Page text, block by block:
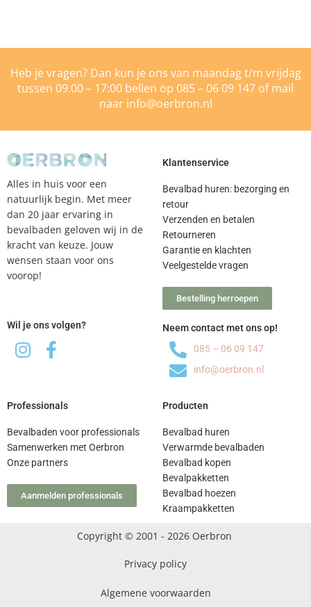
Heb je vragen? Dan kun je ons van maandag t/m vrijdag
tussen 09.00 – 17:00 bellen op 085 – 06 09 147 of mail
naar info@oerbron.nl
Alles in huis voor een
natuurlijk begin. Met meer
dan 20 jaar ervaring in
bevalbaden geloven wij in de
kracht van keuze. Jouw
wensen staan voor ons
voorop!
Wil je ons volgen?
Klantenservice
Bevalbad huren: bezorging en
retour
Verzenden en betalen
Retourneren
Garantie en klachten
Veelgestelde vragen
Bestelling herroepen
Neem contact met ons op!
085 – 06 09 147
info@oerbron.nl
Professionals
Bevalbaden voor professionals
Samenwerken met Oerbron
Onze partners
Aanmelden professionals
Producten
Bevalbad huren
Verwarmde bevalbaden
Bevalbad kopen
Bevalpakketten
Bevalbad hoezen
Kraampakketten
Copyright © 2001 - 2026 Oerbron
Privacy policy
Algemene voorwaarden